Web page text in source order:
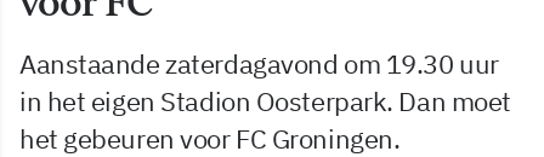
Aanstaande zaterdagavond om 19.30 uur
in het eigen Stadion Oosterpark. Dan moet
het gebeuren voor FC Groningen.